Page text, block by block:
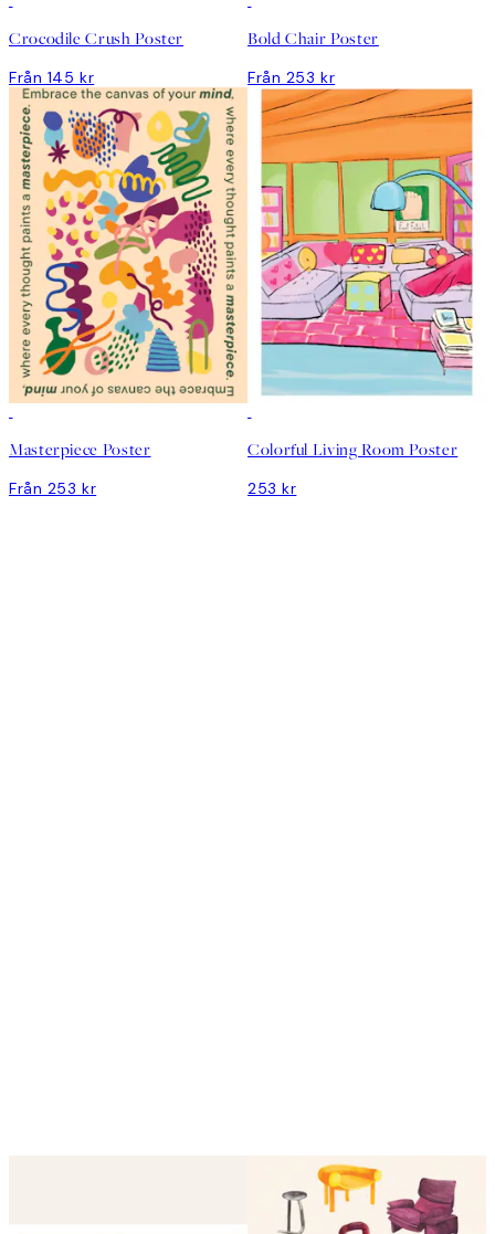
Crocodile Crush Poster
Från 145 kr
Bold Chair Poster
Från 253 kr
Masterpiece Poster
Från 253 kr
Colorful Living Room Poster
253 kr